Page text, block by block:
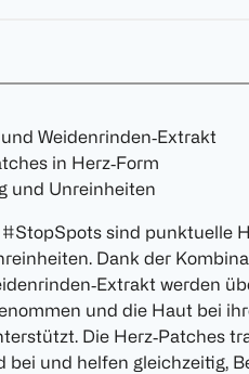
Weidenrinden‑Extrakt
in Herz‑Form
und Unreinheiten
sind punktuelle
Dank der
werden
und die Haut bei
Die Herz‑Patches
bei und helfen gleichzeitig,